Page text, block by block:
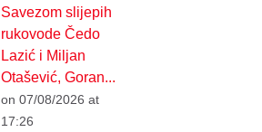
Savezom slijepih
rukovode Čedo
Lazić i Miljan
Otašević, Goran...
on 07/08/2026 at
17:26